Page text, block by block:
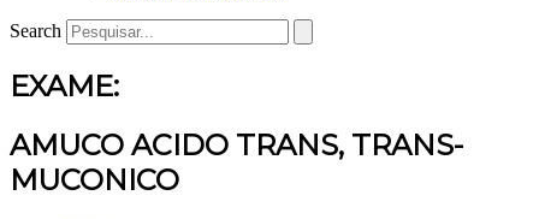
Search
EXAME:
AMUCO ACIDO TRANS, TRANS-
MUCONICO